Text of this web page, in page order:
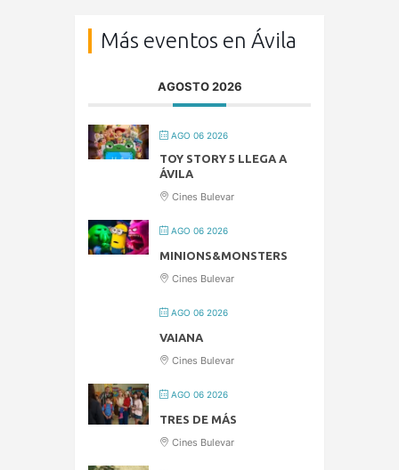
Más eventos en Ávila
AGOSTO 2026
AGO 06 2026
TOY STORY 5 LLEGA A
ÁVILA
Cines Bulevar
AGO 06 2026
MINIONS&MONSTERS
Cines Bulevar
AGO 06 2026
VAIANA
Cines Bulevar
AGO 06 2026
TRES DE MÁS
Cines Bulevar